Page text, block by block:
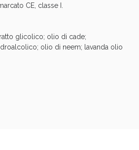
CE, classe I.
glicolico; olio di cade;
olio di neem; lavanda olio